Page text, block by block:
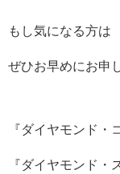
もし気になる方は
ぜひお早めにお申
『ダイヤモンド・
『ダイヤモンド・